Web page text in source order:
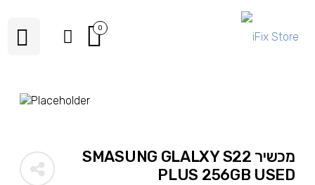
0
מכשיר SMASUNG GLALXY S22
PLUS 256GB USED